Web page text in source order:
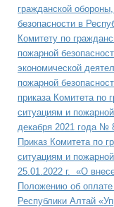
гражданской
безопасности в
Комитету по
пожарной
экономической
пожарной
приказа Комитета по
ситуациям и
декабря 2021 года №
Приказ Комитета по
ситуациям и
25.01.2022 г. «О
Положению об оплате
Республики Алтай